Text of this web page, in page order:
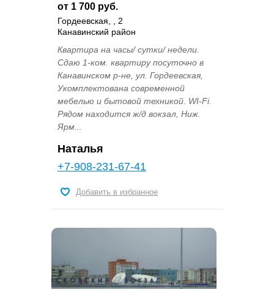
от 1 700 руб.
Гордеевская, , 2
Канавинский район
Квартира на часы/ сутки/ недели.
Сдаю 1-ком. квартиру посуточно в
Канавинском р-не, ул. Гордеевская,
Укомплектована современной
мебелью и бытовой техникой. WI-Fi.
Рядом находится ж/д вокзал, Ниж.
Ярм...
Наталья
+7-908-231-67-41
Добавить в избранное